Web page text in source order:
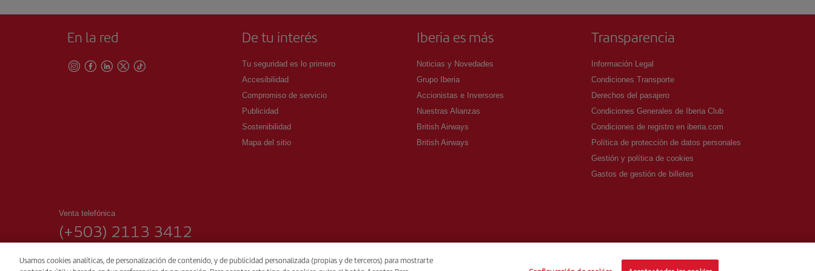
En la red De tu interés
Tu seguridad es lo primero
Accesibilidad
Compromiso de servicio
Publicidad
Sostenibilidad
Mapa del sitio
Iberia es más
Noticias y Novedades
Grupo Iberia
Accionistas e Inversores
Nuestras Alianzas
British Airways
British Airways
Transparencia
Información Legal
Condiciones Transporte
Derechos del pasajero
Condiciones Generales de Iberia Club
Condiciones de registro en iberia.com
Política de protección de datos personales
Gestión y política de cookies
Gastos de gestión de billetes
Venta telefónica
(+503) 2113 3412
Usamos cookies analíticas, de personalización de contenido, y de publicidad personalizada (propias y de terceros) para mostrarte